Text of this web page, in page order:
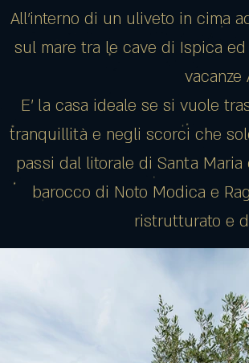
All'interno di un uliveto in cima
sul mare tra le cave di Ispica
vacanze
E' la casa ideale se si vuole
tranquillità e negli scorci che
passi dal litorale di Santa
barocco di Noto Modica e
ristrutturato e